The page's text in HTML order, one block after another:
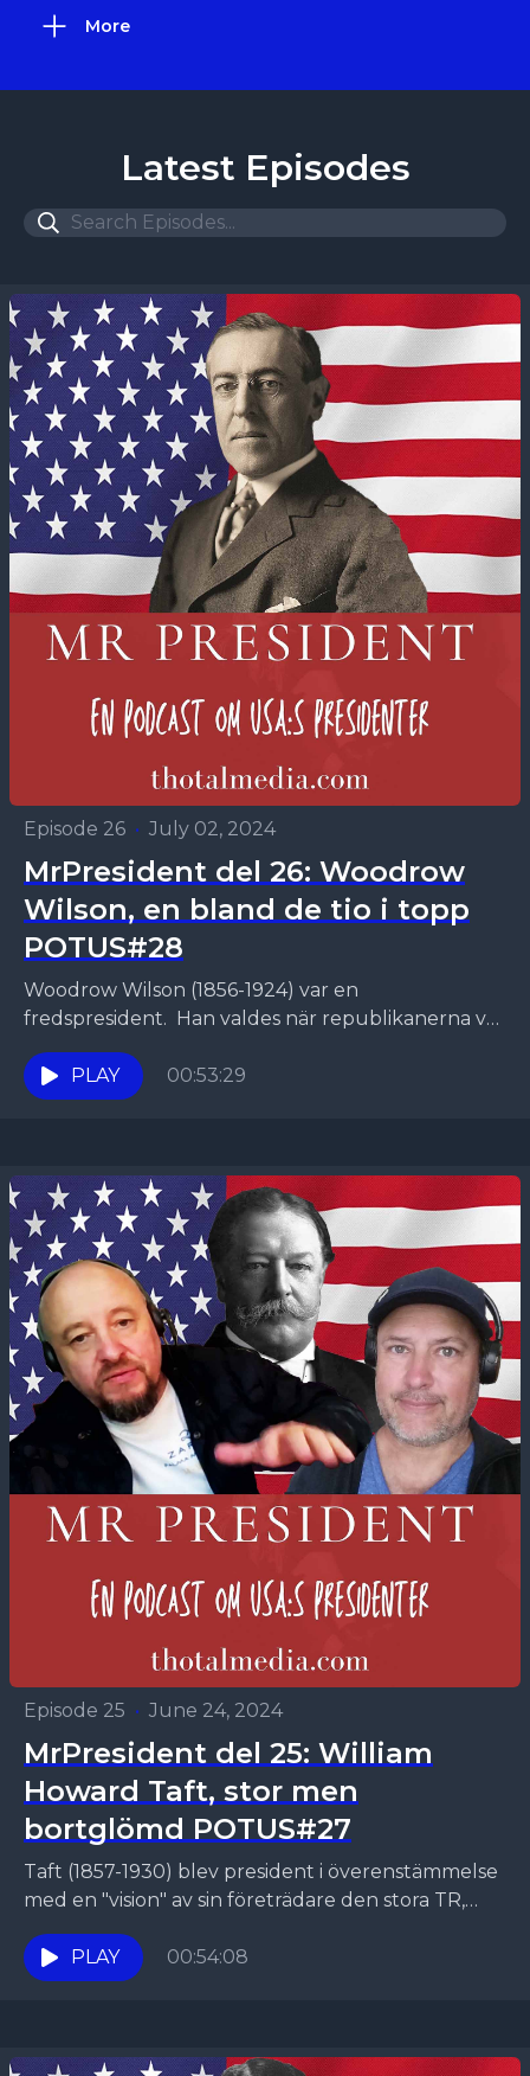
More
Latest Episodes
Episode 26 • July 02, 2024
MrPresident del 26: Woodrow
Wilson, en bland de tio i topp
POTUS#28
Woodrow Wilson (1856-1924) var en
fredspresident. Han valdes när republikanerna var
splittrade genom Taft som ordinarie kandidat inför
andra omgången och T.R. (Roosevelt), som...
PLAY 00:53:29
Episode 25 • June 24, 2024
MrPresident del 25: William
Howard Taft, stor men
bortglömd POTUS#27
Taft (1857-1930) blev president i överenstämmelse
med en "vision" av sin företrädare den stora TR,
Theodor Roosevelt, men kanske var han en ovillig
sådan....PLAY 00:54:08